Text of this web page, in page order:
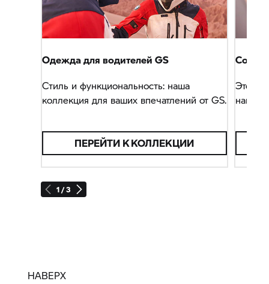
1 / 3
Одежда для водителей GS
Стиль и функциональность: наша
коллекция для ваших впечатлений от GS.
ПЕРЕЙТИ К КОЛЛЕКЦИИ
Этот
найти
НАВЕРХ